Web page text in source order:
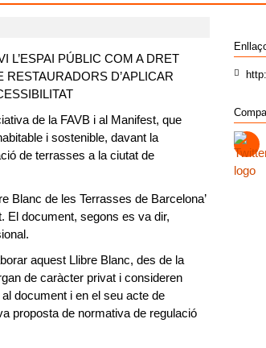
L’ESPAI PÚBLIC COM A DRET
RESTAURADORS D’APLICAR
de la FAVB i al Manifest, que
i sostenible, davant la
de terrasses a la ciutat de
Blanc de les Terrasses de Barcelona’
El document, segons es va dir,
aquest Llibre Blanc, des de la
de caràcter privat i consideren
document i en el seu acte de
proposta de normativa de regulació